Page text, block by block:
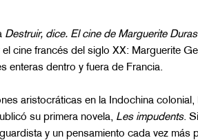
Destruir, dice. El cine de Marguerite Duras
cine francés del siglo XX: Marguerite
enteras dentro y fuera de Francia.
aristocráticas en la Indochina colonial,
su primera novela, Les impudents.
y un pensamiento cada vez más